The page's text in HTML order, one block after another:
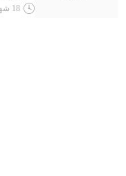
18 شهریور 1403